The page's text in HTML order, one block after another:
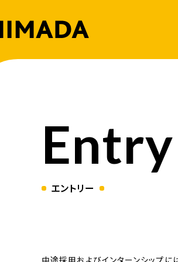
Entry
エントリー
中途採用およびインターンシップに